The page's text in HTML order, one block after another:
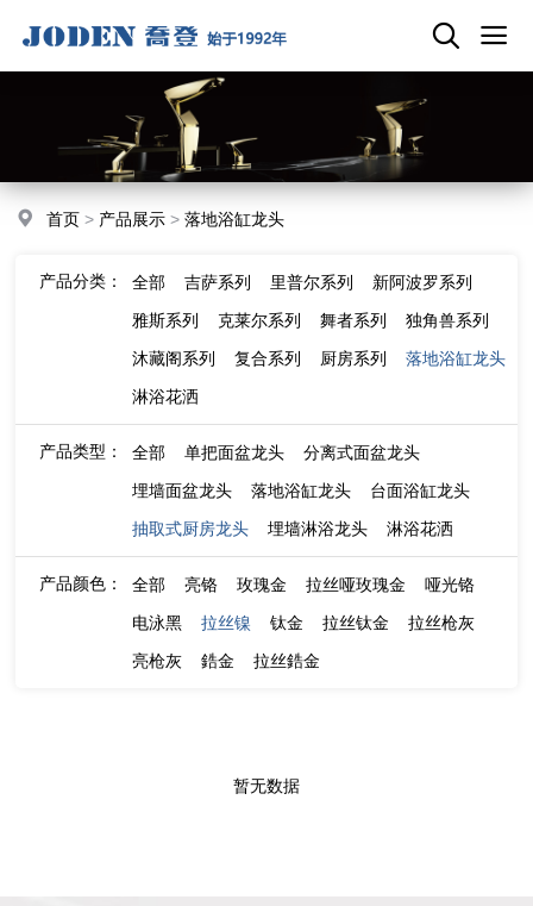
首页 > 产品展示 >落地浴缸龙头
产品分类： 全部 吉萨系列 里普尔系列
新阿波罗系列
雅斯系列
克莱尔系列 舞者系列
独角兽系列
沐藏阁系列
复合系列 厨房系列
落地浴缸龙头
淋浴花洒
产品类型： 全部 单把面盆龙头
分离式面盆龙头
埋墙面盆龙头
落地浴缸龙头
台面浴缸龙头
抽取式厨房龙头
埋墙淋浴龙头 淋浴花洒
产品颜色： 全部 亮铬 玫瑰金 拉丝哑玫瑰金
哑光铬
电泳黑
拉丝镍 钛金 拉丝钛金
拉丝枪灰
亮枪灰
鋯金 拉丝鋯金
暂无数据